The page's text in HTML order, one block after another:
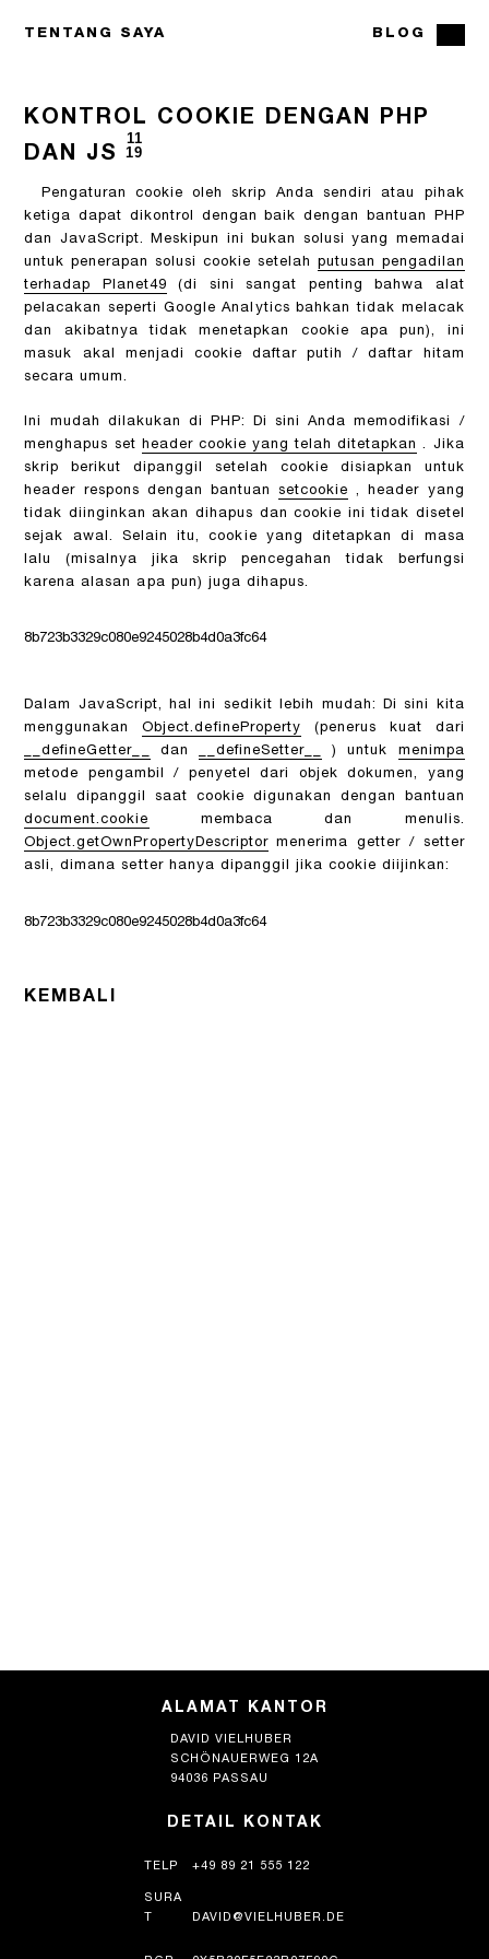
TENTANG SAYA BLOG
KONTROL COOKIE DENGAN PHP
DAN JS
11
19
Pengaturan cookie oleh skrip Anda sendiri atau pihak
ketiga dapat dikontrol dengan baik dengan bantuan PHP
dan JavaScript. Meskipun ini bukan solusi yang memadai
untuk penerapan solusi cookie setelah putusan pengadilan
terhadap Planet49 (di sini sangat penting bahwa alat
pelacakan seperti Google Analytics bahkan tidak melacak
dan akibatnya tidak menetapkan cookie apa pun), ini
masuk akal menjadi cookie daftar putih / daftar hitam
secara umum.
Ini mudah dilakukan di PHP: Di sini Anda memodifikasi /
menghapus set header cookie yang telah ditetapkan . Jika
skrip berikut dipanggil setelah cookie disiapkan untuk
header respons dengan bantuan setcookie , header yang
tidak diinginkan akan dihapus dan cookie ini tidak disetel
sejak awal. Selain itu, cookie yang ditetapkan di masa
lalu (misalnya jika skrip pencegahan tidak berfungsi
karena alasan apa pun) juga dihapus.
8b723b3329c080e9245028b4d0a3fc64
Dalam JavaScript, hal ini sedikit lebih mudah: Di sini kita
menggunakanObject.defineProperty (penerus kuat dari
__defineGetter__
dan __defineSetter__ ) untuk menimpa
metode pengambil / penyetel dari objek dokumen, yang
selalu dipanggil saat cookie digunakan dengan bantuan
document.cookie
membaca dan menulis.
Object.getOwnPropertyDescriptormenerima getter / setter
asli, dimana setter hanya dipanggil jika cookie diijinkan:
8b723b3329c080e9245028b4d0a3fc64
KEMBALI
ALAMAT KANTOR
DAVID VIELHUBER
SCHÖNAUERWEG 12A
94036 PASSAU
DETAIL KONTAK
TELP +49 89 21 555 122
SURA
DAVID@VIELHUBER.DE